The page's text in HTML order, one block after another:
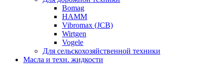
Bomag
HAMM
Vibromax (JCB)
Wirtgen
Vogele
Для сельскохозяйственной техники
Масла и техн. жидкости